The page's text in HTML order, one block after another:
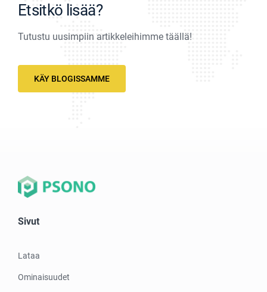
Etsitkö lisää?
Tutustu uusimpiin artikkeleihimme täällä!
KÄY BLOGISSAMME
Sivut
Lataa
Ominaisuudet